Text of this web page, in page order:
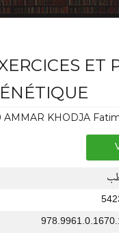
ET
AMMAR KHODJA